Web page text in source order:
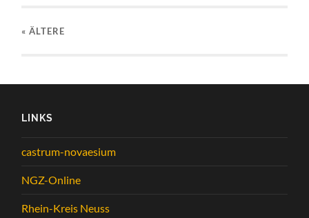
« ÄLTERE
LINKS
castrum-novaesium
NGZ-Online
Rhein-Kreis Neuss